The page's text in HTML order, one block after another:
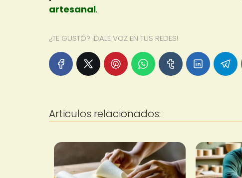
artesanal.
¿TE GUSTÓ? ¡DALE VOZ EN TUS REDES!
Articulos relacionados: